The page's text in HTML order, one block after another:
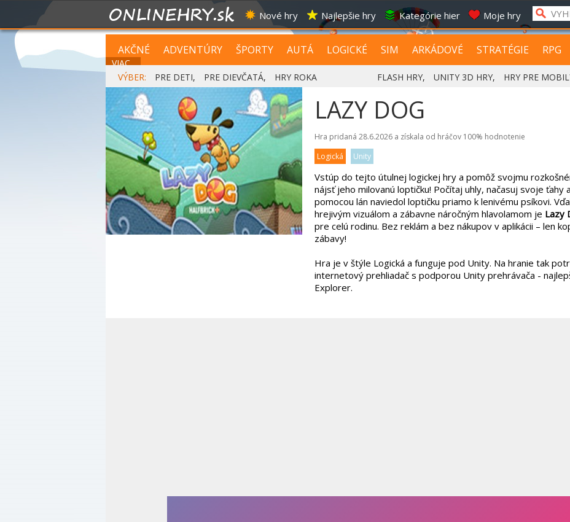
Nové hry Najlepšie hry Kategórie hier Moje hry
AKČNÉ ADVENTÚRY ŠPORTY AUTÁ LOGICKÉ SIM ARKÁDOVÉ STRATÉGIE RPG
VIAC...
VÝBER:
PRE DETI, PRE DIEVČATÁ, HRY ROKA FLASH HRY, UNITY 3D HRY, HRY PRE
LAZY DOG
Hra pridaná 28.6.2026 a získala od hráčov 100% hodnotenie
Logická
Unity
Vstúp do tejto útulnej logickej hry a pomôž svojmu
nájsť jeho milovanú loptičku! Počítaj uhly, načasuj svoje ťahy
pomocou lán naviedol loptičku priamo k lenivému psíkovi.
hrejivým vizuálom a zábavne náročným hlavolamom je Lazy
pre celú rodinu. Bez reklám a bez nákupov v aplikácii – len
zábavy!
Hra je v štýle Logická a funguje pod Unity. Na hranie tak
internetový prehliadač s podporou Unity prehrávača -
Explorer.